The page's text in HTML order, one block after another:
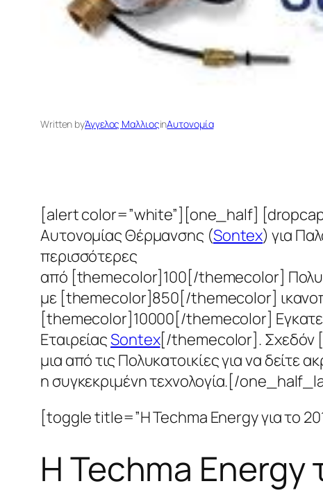
Written byΆγγελος ΜαλλιοςinΑυτονομία
[alert color=”white”][one_half]
Αυτονομίας Θέρμανσης (Sontex) για
περισσότερες
από [themecolor]100[/themecolor]
με [themecolor]850[/themecolor]
[themecolor]10000[/themecolor]
ΕταιρείαςSontex[/themecolor]. Σχεδόν
μια από τις Πολυκατοικίες για να δείτε
η συγκεκριμένη τεχνολογία.[/
[toggle title=”Η Techma Energy για το
Η Techma Energy